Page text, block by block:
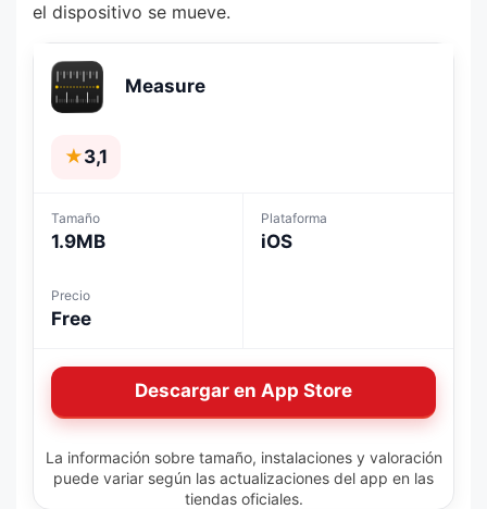
el dispositivo se mueve.
Measure
★3,1
Tamaño
1.9MB
Plataforma
iOS
Precio
Free
Descargar en App Store
La información sobre tamaño, instalaciones y valoración
puede variar según las actualizaciones del app en las
tiendas oficiales.